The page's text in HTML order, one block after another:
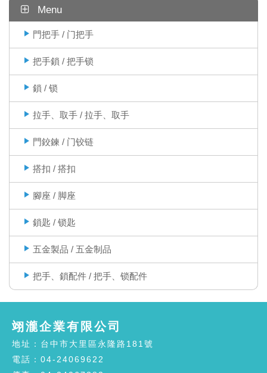
Menu
門把手 / 门把手
把手鎖 / 把手锁
鎖 / 锁
拉手、取手 / 拉手、取手
門鉸鍊 / 门铰链
搭扣 / 搭扣
腳座 / 脚座
鎖匙 / 锁匙
五金製品 / 五金制品
把手、鎖配件 / 把手、锁配件
翊瀧企業有限公司
地址：台中市大里區永隆路181號
電話：04-24069622